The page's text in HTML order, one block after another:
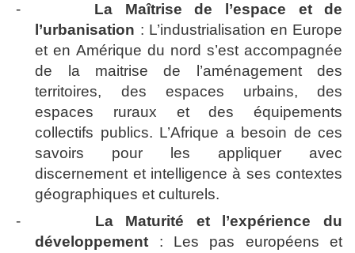
-
La Maîtrise de l’espace et de
l’urbanisation : L’industrialisation en Europe
et en Amérique du nord s’est accompagnée
de la maitrise de l’aménagement des
territoires, des espaces urbains, des
espaces ruraux et des équipements
collectifs publics. L’Afrique a besoin de ces
savoirs pour les appliquer avec
discernement et intelligence à ses contextes
géographiques et culturels.
-
La Maturité et l’expérience du
développement : Les pas européens et